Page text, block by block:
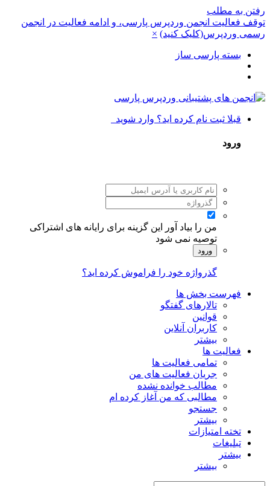
رفتن به مطلب
توقف فعالیت انجمن وردپرس پارسی، و ادامه فعالیت در انجمن
رسمی وردپرس(کلیک کنید) ×
بسته پارسی ساز
قبلا ثبت نام کرده اید؟ وارد شوید
ورود
من را بیاد آور
این گزینه برای رایانه های اشتراکی
توصیه نمی شود
ورود
گذرواژه خود را فراموش کرده اید؟
فهرست بخش ها
تالارهای گفتگو
قوانین
کاربران آنلاین
بیشتر
فعالیت ها
تمامی فعالیت ها
جریان فعالیت های من
مطالب خوانده نشده
مطالبی که من آغاز کرده ام
جستجو
بیشتر
تخته امتیازات
تبلیغات
بیشتر
بیشتر